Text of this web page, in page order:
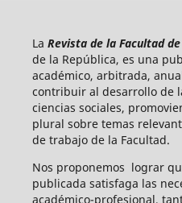
La Revista de la Facultad
de la República, es una
académico, arbitrada,
contribuir al desarrollo de
ciencias sociales,
plural sobre temas
de trabajo de la Facultad.
Nos proponemos lograr
publicada satisfaga las
académico-profesional,